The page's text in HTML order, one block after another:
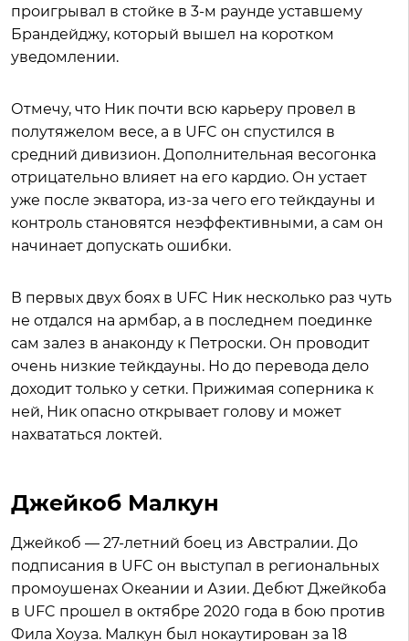
проигрывал в стойке в 3-м раунде уставшему
Брандейджу, который вышел на коротком
уведомлении.
Отмечу, что Ник почти всю карьеру провел в
полутяжелом весе, а в UFC он спустился в
средний дивизион. Дополнительная весогонка
отрицательно влияет на его кардио. Он устает
уже после экватора, из-за чего его тейкдауны и
контроль становятся неэффективными, а сам он
начинает допускать ошибки.
В первых двух боях в UFC Ник несколько раз чуть
не отдался на армбар, а в последнем поединке
сам залез в анаконду к Петроски. Он проводит
очень низкие тейкдауны. Но до перевода дело
доходит только у сетки. Прижимая соперника к
ней, Ник опасно открывает голову и может
нахвататься локтей.
Джейкоб Малкун
Джейкоб — 27-летний боец из Австралии. До
подписания в UFC он выступал в региональных
промоушенах Океании и Азии. Дебют Джейкоба
в UFC прошел в октябре 2020 года в бою против
Фила Хоуза. Малкун был нокаутирован за 18